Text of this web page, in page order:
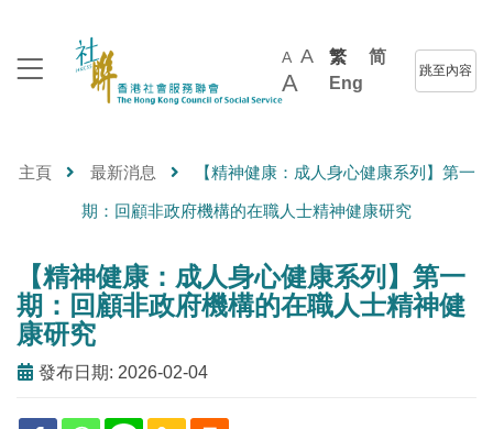
A A
A
繁
简
Eng
跳至內容
主頁 最新消息 【精神健康：成人身心健康系列】第一
期：回顧非政府機構的在職人士精神健康研究
【精神健康：成人身心健康系列】第一
期：回顧非政府機構的在職人士精神健
康研究
發布日期: 2026-02-04